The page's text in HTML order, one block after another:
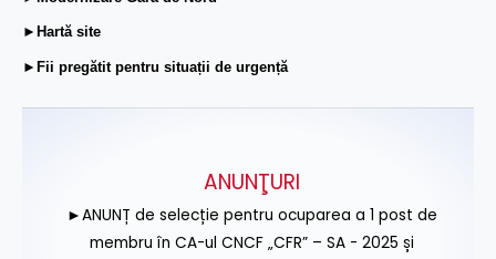
►Hartă site
►Fii pregătit pentru situații de urgență
ANUNŢURI
►ANUNȚ de selecție pentru ocuparea a 1 post de
membru în CA-ul CNCF „CFR” – SA - 2025 și